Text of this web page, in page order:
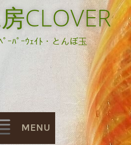
CLOVER
ﾟｰﾊﾟｰｳｪｲﾄ・とんぼ玉
MENU